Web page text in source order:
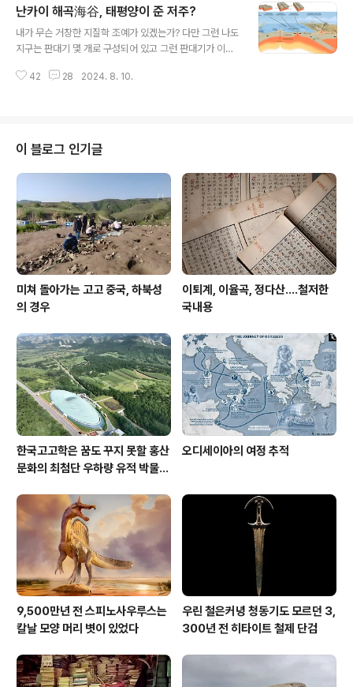
rp and plectrum, the Phrygian cap, and the birds
and animals congregating to hear his music. 오르
페우스 바닥 모자이크 로마, 3세기 모자이크 안토니오 살
난카이 해곡海谷, 태평양이 준 저주?
내가 무슨 거창한 지질학 조예가 있겠는가? 다만 그런 나도
지구는 판대기 몇 개로 구성되어 있고 그런 판대기가 이동
[plate tectonics]은 상당한 신뢰를 주는 편이라,저 까마
혹은 갈라지는 지점에서 저 세 가지 유형이 있다 하는데, 저
를 보면 엇나가는 경우가 있고, 서로를 향해 멀어지는 현상
이 있는가 하면, 서로 부닥치는 경우도 있다. 저에서 각종
지질 현상이 발생하지 않겠는가? 오죽 시끄럽겠는가? 지
구 전체를 보여주는 주요 판데기라. 이를 보면 한반도는 유
라시아 대륙 거대..
42 28 2024. 8. 10.
이 블로그 인기글
미쳐 돌아가는 고고 중국, 하북성
의 경우
이퇴계, 이율곡, 정다산....철저한
국내용
한국고고학은 꿈도 꾸지 못할 홍산
문화의 최첨단 우하량 유적 박물관
오디세이아의 여정 추적
9,500만년 전 스피노사우루스는
칼날 모양 머리 볏이 있었다
우린 철은커녕 청동기도 모르던 3,
300년 전 히타이트 철제 단검